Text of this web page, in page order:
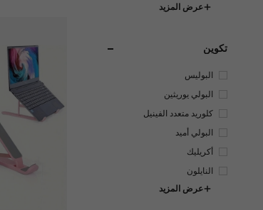
عرض المزيد
تكوين
البوليس
البولي يوريثين
كلوريد متعدد الفينيل
البولي أميد
أكريليك
النايلون
عرض المزيد